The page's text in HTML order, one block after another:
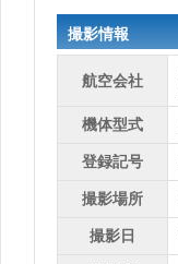
撮影情報
航空会社
機体型式
登録記号
撮影場所
撮影日